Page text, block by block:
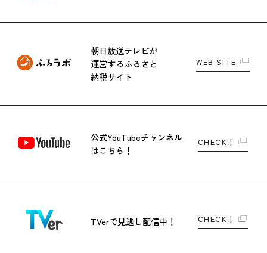
朝日放送テレビが
運営するふるさと
納税サイト
WEB SITE
公式YouTubeチャンネル
はこちら！
CHECK！
TVerで見逃し配信中！ CHECK！